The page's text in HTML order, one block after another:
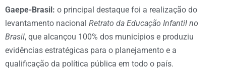
Gaepe-Brasil: o principal destaque foi a realização do
levantamento nacional Retrato da Educação Infantil no
Brasil, que alcançou 100% dos municípios e produziu
evidências estratégicas para o planejamento e a
qualificação da política pública em todo o país.